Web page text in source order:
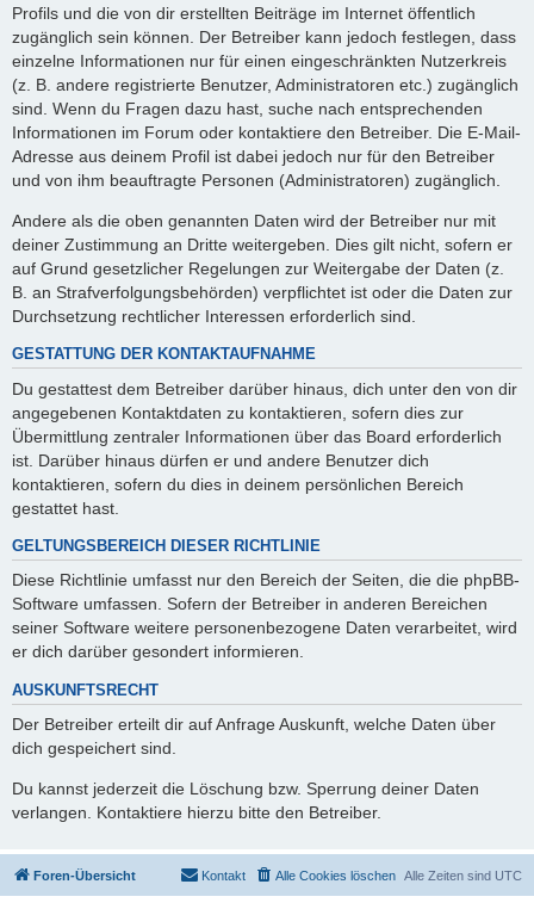
Profils und die von dir erstellten Beiträge im Internet öffentlich
zugänglich sein können. Der Betreiber kann jedoch festlegen, dass
einzelne Informationen nur für einen eingeschränkten Nutzerkreis
(z. B. andere registrierte Benutzer, Administratoren etc.) zugänglich
sind. Wenn du Fragen dazu hast, suche nach entsprechenden
Informationen im Forum oder kontaktiere den Betreiber. Die E-Mail-
Adresse aus deinem Profil ist dabei jedoch nur für den Betreiber
und von ihm beauftragte Personen (Administratoren) zugänglich.
Andere als die oben genannten Daten wird der Betreiber nur mit
deiner Zustimmung an Dritte weitergeben. Dies gilt nicht, sofern er
auf Grund gesetzlicher Regelungen zur Weitergabe der Daten (z.
B. an Strafverfolgungsbehörden) verpflichtet ist oder die Daten zur
Durchsetzung rechtlicher Interessen erforderlich sind.
GESTATTUNG DER KONTAKTAUFNAHME
Du gestattest dem Betreiber darüber hinaus, dich unter den von dir
angegebenen Kontaktdaten zu kontaktieren, sofern dies zur
Übermittlung zentraler Informationen über das Board erforderlich
ist. Darüber hinaus dürfen er und andere Benutzer dich
kontaktieren, sofern du dies in deinem persönlichen Bereich
gestattet hast.
GELTUNGSBEREICH DIESER RICHTLINIE
Diese Richtlinie umfasst nur den Bereich der Seiten, die die phpBB-
Software umfassen. Sofern der Betreiber in anderen Bereichen
seiner Software weitere personenbezogene Daten verarbeitet, wird
er dich darüber gesondert informieren.
AUSKUNFTSRECHT
Der Betreiber erteilt dir auf Anfrage Auskunft, welche Daten über
dich gespeichert sind.
Du kannst jederzeit die Löschung bzw. Sperrung deiner Daten
verlangen. Kontaktiere hierzu bitte den Betreiber.
Foren-Übersicht Alle Zeiten sind UTC
Alle Cookies löschen
Kontakt